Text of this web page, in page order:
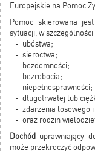
Europejskie na Pomoc
Pomoc skierowana
sytuacji, w szczególności
- ubóstwa;
- sieroctwa;
- bezdomności;
- bezrobocia;
- niepełnosprawności;
- długotrwałej lub
- zdarzenia losowego i
- oraz rodzin
Dochód uprawniający
może przekroczyć